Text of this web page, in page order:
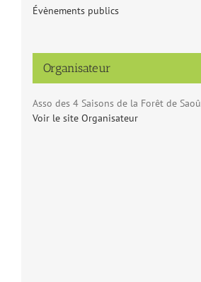
Évènements publics
Organisateur
Asso des 4 Saisons de la Forêt de Saoû
Voir le site Organisateur